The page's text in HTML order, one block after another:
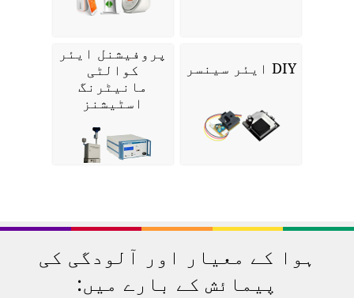
DIY ایئر سینسر
پروفیشنل ایئر
کوالٹی
مانیٹرنگ
اسٹیشنز
ہوا کے معیار اور آلودگی کی
پیمائش کے بارے میں: